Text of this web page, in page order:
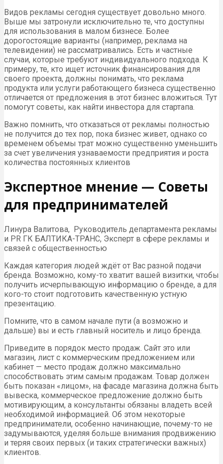
Видов рекламы сегодня существует довольно много.
Выше мы затронули исключительно те, что доступны
для использования в малом бизнесе. Более
дорогостоящие варианты (например, реклама на
телевидении) не рассматривались. Есть и частные
случаи, которые требуют индивидуального подхода. К
примеру, те, кто ищет источник финансирования для
своего проекта, должны понимать, что реклама
продукта или услуги работающего бизнеса существенно
отличается от предложения в этот бизнес вложиться. Тут
помогут советы, как найти инвестора для стартапа.
Важно помнить, что отказаться от рекламы полностью
не получится до тех пор, пока бизнес живет, однако со
временем объемы трат можно существенно уменьшить
за счет увеличения узнаваемости предприятия и роста
количества постоянных клиентов
Экспертное мнение — Советы
для предпринимателей
Линура Валитова, Руководитель департамента рекламы
и PR ГК БАЛТИКА-ТРАНС, Эксперт в сфере рекламы и
связей с общественностью
Каждая категория людей ждёт от Вас разной подачи
бренда. Возможно, кому-то хватит вашей визитки, чтобы
получить исчерпывающую информацию о бренде, а для
кого-то стоит подготовить качественную устную
презентацию.
Помните, что в самом начале пути (а возможно и
дальше) вы и есть главный носитель и лицо бренда.
Приведите в порядок место продаж. Сайт это или
магазин, лист с коммерческим предложением или
кабинет — место продаж должно максимально
способствовать этим самым продажам. Товар должен
быть показан «лицом», на фасаде магазина должна быть
вывеска, коммерческое предложение должно быть
мотивирующим, а консультанты обязаны владеть всей
необходимой информацией. Об этом некоторые
предприниматели, особенно начинающие, почему-то не
задумываются, уделяя больше внимания продвижению
и теряя своих первых (и таких стратегически важных)
клиентов.